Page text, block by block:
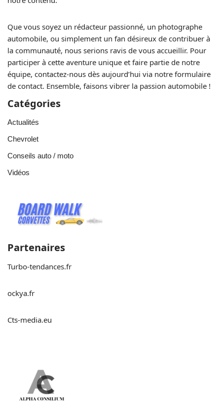
Que vous soyez un rédacteur passionné, un photographe
automobile, ou simplement un fan désireux de contribuer à
la communauté, nous serions ravis de vous accueillir. Pour
participer à cette aventure unique et faire partie de notre
équipe, contactez-nous dès aujourd’hui via notre formulaire
de contact. Ensemble, faisons vibrer la passion automobile !
Catégories
Actualités
Chevrolet
Conseils auto / moto
Vidéos
Partenaires
Turbo-tendances.fr
ockya.fr
Cts-media.eu